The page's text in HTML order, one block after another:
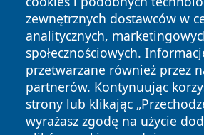
zewnętrznych dostawców w
analitycznych,
społecznościowych.
przetwarzane również przez
partnerów. Kontynuując
strony lub klikając
wyrażasz zgodę na użycie
Copyright © 2026 piekaryonline.pl
zastrzeżone.
News Autorzy
Polityka
Prywatności